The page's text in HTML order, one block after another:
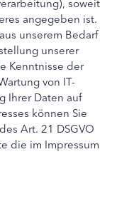
angegeben ist.
unserem Bedarf
unserer
Kenntnisse der
von IT-
Ihrer Daten auf
können Sie
Art. 21 DSGVO
die im Impressum